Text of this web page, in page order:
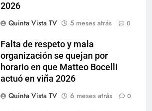
2026
Quinta Vista TV
5 meses atrás 0
Falta de respeto y mala
organización se quejan por
horario en que Matteo Bocelli
actuó en viña 2026
Quinta Vista TV
6 meses atrás 0